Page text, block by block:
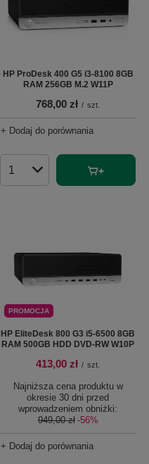
HP ProDesk 400 G5 i3-8100 8GB
RAM 256GB M.2 W11P
768,00 zł / szt.
+ Dodaj do porównania
Ilość produktów
PROMOCJA
HP EliteDesk 800 G3 i5-6500 8GB
RAM 500GB HDD DVD-RW W10P
413,00 zł / szt.
Najniższa cena produktu w
okresie 30 dni przed
wprowadzeniem obniżki:
949,00 zł -56%
+ Dodaj do porównania